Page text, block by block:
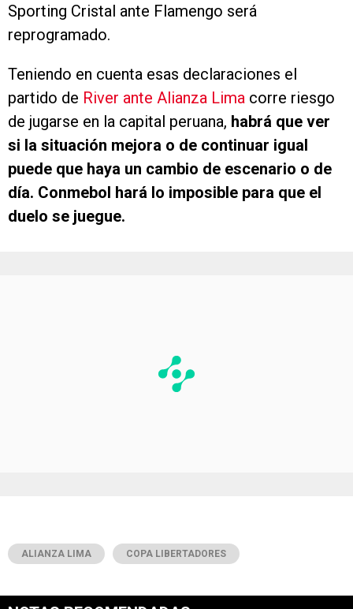
Sporting Cristal ante Flamengo será
reprogramado.
Teniendo en cuenta esas declaraciones el
partido de River ante Alianza Lima corre riesgo
de jugarse en la capital peruana, habrá que ver
si la situación mejora o de continuar igual
puede que haya un cambio de escenario o de
día. Conmebol hará lo imposible para que el
duelo se juegue.
ALIANZA LIMA COPA LIBERTADORES